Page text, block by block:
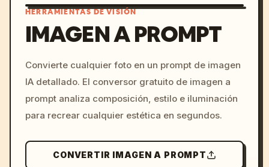
c, cyberpunk sunset, neon
colors, 8k --v 6.0
HERRAMIENTAS DE VISIÓN
IMAGEN A PROMPT
Convierte cualquier foto en un prompt de imagen
IA detallado. El conversor gratuito de imagen a
prompt analiza composición, estilo e iluminación
para recrear cualquier estética en segundos.
CONVERTIR IMAGEN A PROMPT